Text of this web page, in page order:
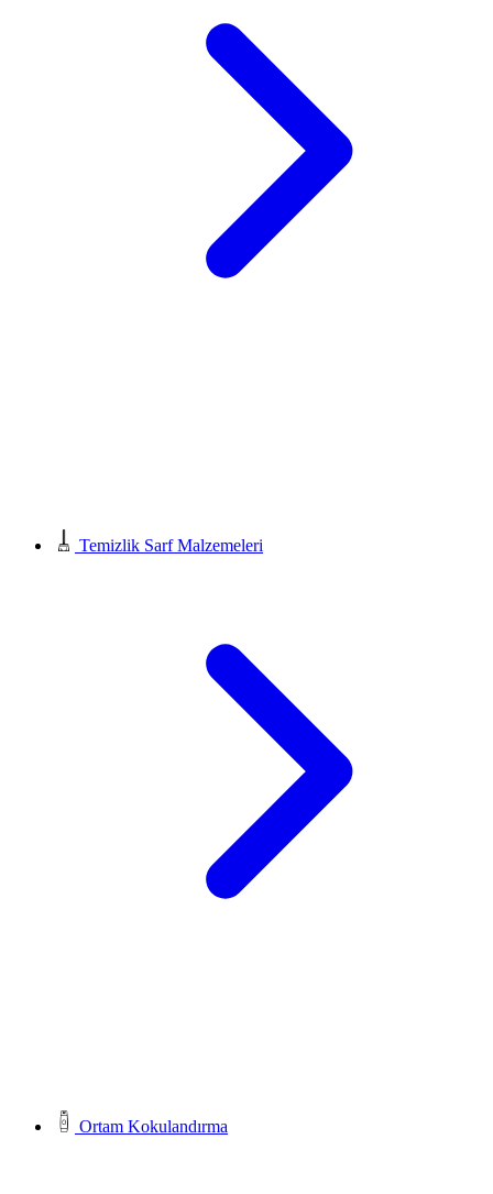
Temizlik Sarf Malzemeleri
Ortam Kokulandırma